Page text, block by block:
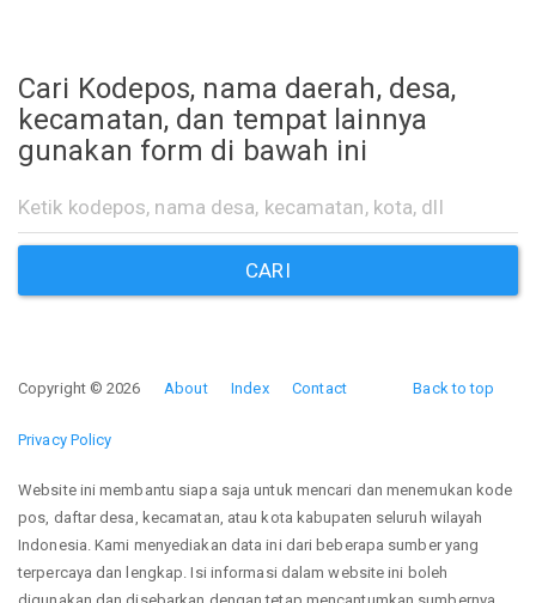
Cari Kodepos, nama daerah, desa,
kecamatan, dan tempat lainnya
gunakan form di bawah ini
CARI
Back to top
Copyright © 2026 About Index Contact
Privacy Policy
Website ini membantu siapa saja untuk mencari dan menemukan kode
pos, daftar desa, kecamatan, atau kota kabupaten seluruh wilayah
Indonesia. Kami menyediakan data ini dari beberapa sumber yang
terpercaya dan lengkap. Isi informasi dalam website ini boleh